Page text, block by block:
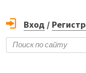
Вход /